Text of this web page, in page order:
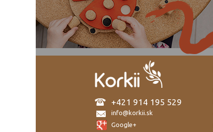
+421 914 195 529
info@korkii.sk
Google+